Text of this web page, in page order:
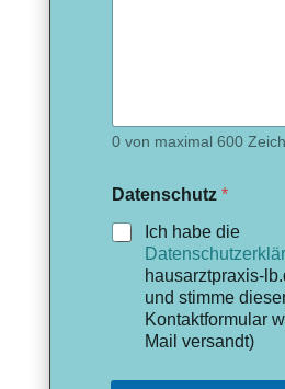
0 von maximal 600
Datenschutz *
Ich habe die
hausarztpraxis-
und stimme
Kontaktformular
Mail versandt)